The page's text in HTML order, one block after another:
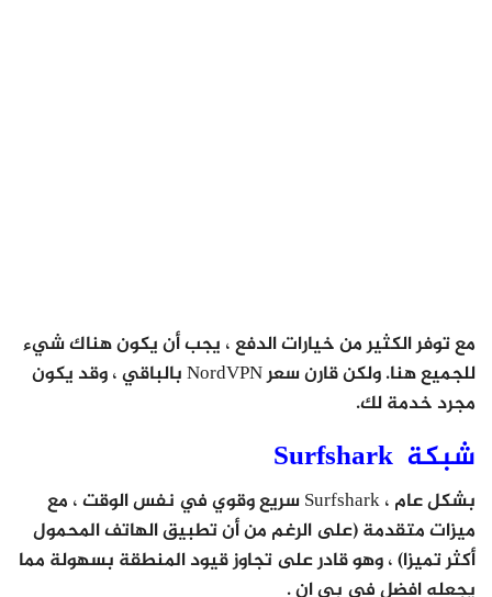
مع توفر الكثير من خيارات الدفع ، يجب أن يكون هناك شيء
للجميع هنا. ولكن قارن سعر NordVPN بالباقي ، وقد يكون
مجرد خدمة لك.
شبكة Surfshark
بشكل عام ، Surfshark سريع وقوي في نفس الوقت ، مع
ميزات متقدمة (على الرغم من أن تطبيق الهاتف المحمول
أكثر تميزا) ، وهو قادر على تجاوز قيود المنطقة بسهولة مما